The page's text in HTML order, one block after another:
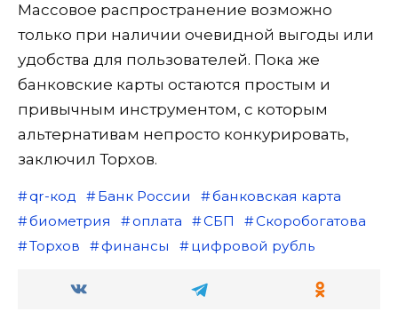
Массовое распространение возможно
только при наличии очевидной выгоды или
удобства для пользователей. Пока же
банковские карты остаются простым и
привычным инструментом, с которым
альтернативам непросто конкурировать,
заключил Торхов.
qr-код Банк России
банковская карта
биометрия
оплата СБП
Скоробогатова
Торхов
финансы цифровой рубль